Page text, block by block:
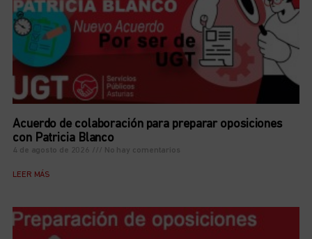
Acuerdo de colaboración para preparar oposiciones
con Patricia Blanco
4 de agosto de 2026 No hay comentarios
LEER MÁS